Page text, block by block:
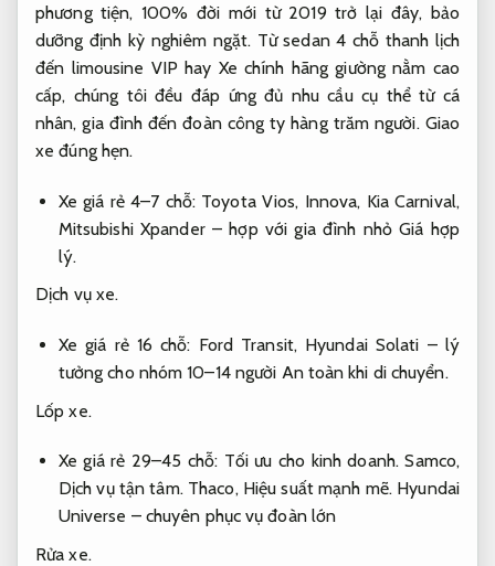
phương tiện, 100% đời mới từ 2019 trở lại đây, bảo
dưỡng định kỳ nghiêm ngặt. Từ sedan 4 chỗ thanh lịch
đến limousine VIP hay Xe chính hãng giường nằm cao
cấp, chúng tôi đều đáp ứng đủ nhu cầu cụ thể từ cá
nhân, gia đình đến đoàn công ty hàng trăm người. Giao
xe đúng hẹn.
Xe giá rẻ 4–7 chỗ: Toyota Vios, Innova, Kia Carnival,
Mitsubishi Xpander – hợp với gia đình nhỏGiá hợp
lý.
Dịch vụ xe.
Xe giá rẻ 16 chỗ: Ford Transit, Hyundai Solati – lý
tưởng cho nhóm 10–14 người An toàn khi di chuyển.
Lốp xe.
Xe giá rẻ 29–45 chỗ: Tối ưu cho kinh doanh.Samco,
Dịch vụ tận tâm.Thaco, Hiệu suất mạnh mẽ. Hyundai
Universe – chuyên phục vụ đoàn lớn
Rửa xe.